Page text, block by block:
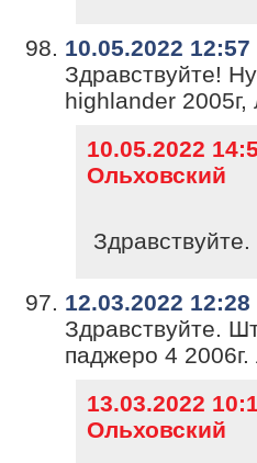
10.05.2022 12:57
Здравствуйте!
highlander
10.05.2022
Ольховский
12.03.2022 12:28
Здравствуйте.
паджеро 4
13.03.2022
Ольховский